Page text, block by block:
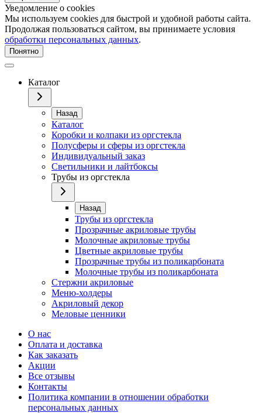
Уведомление о cookies
Мы используем cookies для быстрой и удобной работы сайта.
Продолжая пользоваться сайтом, вы принимаете условия
обработки персональных данных.
Понятно
Каталог
Назад
Каталог
Коробки и колпаки из оргстекла
Полусферы и сферы из оргстекла
Индивидуальный заказ
Светильники и лайтбоксы
Трубы из оргстекла
Назад
Трубы из оргстекла
Прозрачные акриловые трубы
Молочные акриловые трубы
Цветные акриловые трубы
Прозрачные трубы из поликарбоната
Молочные трубы из поликарбоната
Стержни акриловые
Меню-холдеры
Акриловый декор
Меловые ценники
О нас
Оплата и доставка
Как заказать
Акции
Все отзывы
Контакты​
Политика компании в отношении обработки
персональных данных